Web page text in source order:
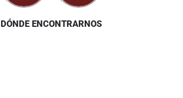
DÓNDE ENCONTRARNOS